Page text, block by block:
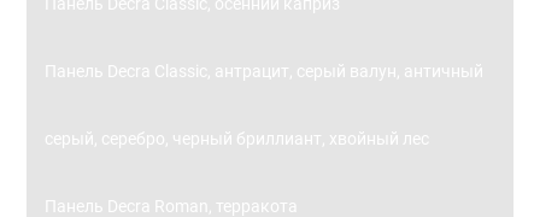
Панель Decra Classic, антрацит, серый валун, античный
серый, серебро, черный бриллиант, хвойный лес
Панель Decra Roman, терракота